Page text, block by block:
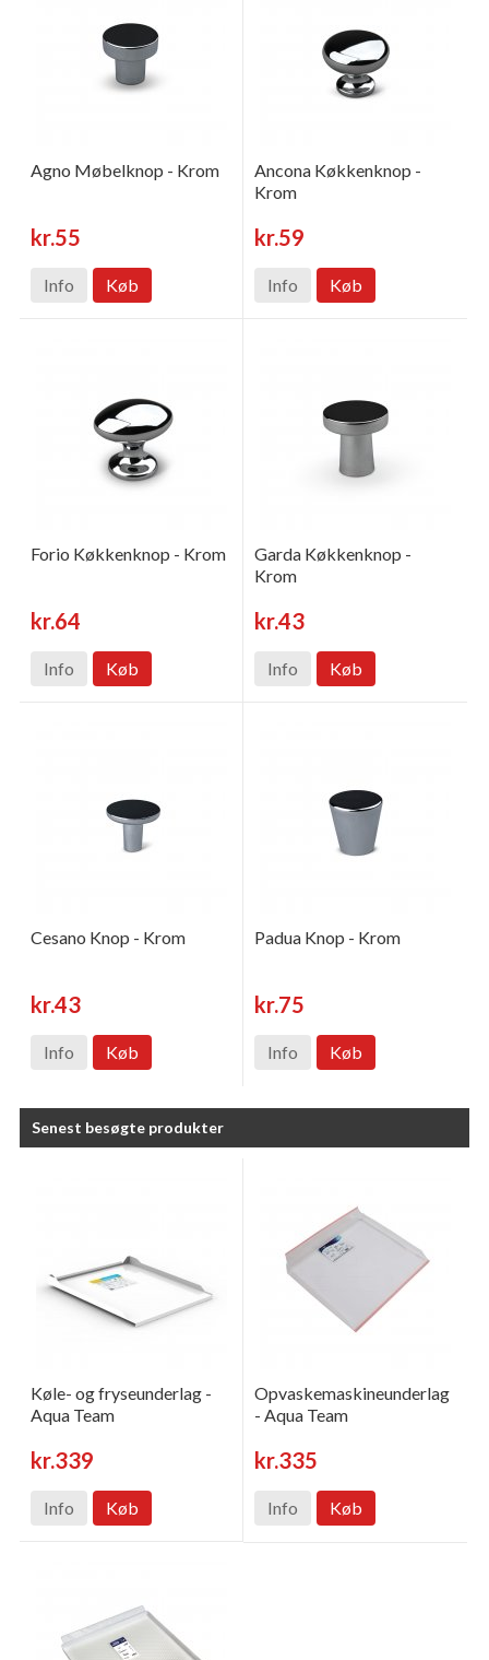
Agno Møbelknop - Krom
kr.55
Info Køb
Ancona Køkkenknop -
Krom
kr.59
Info Køb
Forio Køkkenknop - Krom
kr.64
Info Køb
Garda Køkkenknop -
Krom
kr.43
Info Køb
Cesano Knop - Krom
kr.43
Info Køb
Padua Knop - Krom
kr.75
Info Køb
Senest besøgte produkter
Køle- og fryseunderlag -
Aqua Team
kr.339
Info Køb
Opvaskemaskineunderlag
- Aqua Team
kr.335
Info Køb